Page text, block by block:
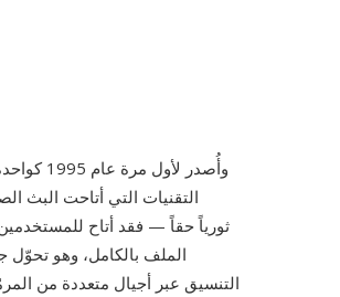
التقنيات التي أتاحت البث
التنسيق عبر أجيال متعددة من